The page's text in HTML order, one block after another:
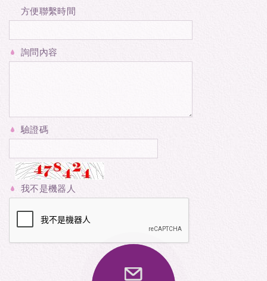
方便聯繫時間
詢問內容
驗證碼
我不是機器人